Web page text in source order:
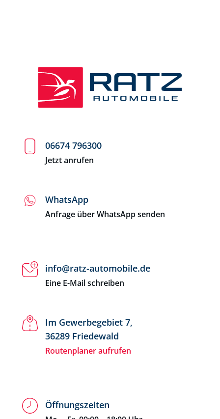
06674 796300
Jetzt anrufen
WhatsApp
Anfrage über WhatsApp senden
info@ratz-automobile.de
Eine E-Mail schreiben
Im Gewerbegebiet 7,
36289 Friedewald
Routenplaner aufrufen
Öffnungszeiten